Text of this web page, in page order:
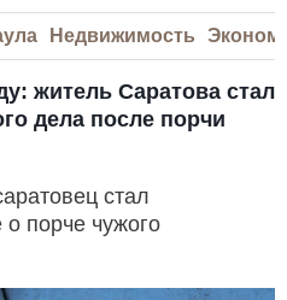
Недвижимость
житель Саратова стал
дела после порчи
стал
порче чужого